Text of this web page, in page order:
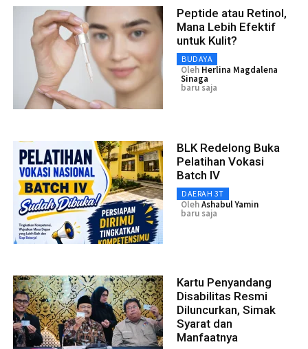
Peptide atau Retinol,
Mana Lebih Efektif
untuk Kulit?
BUDAYA
Oleh Herlina Magdalena
Sinaga
baru saja
BLK Redelong Buka
Pelatihan Vokasi
Batch IV
DAERAH 3T
OlehAshabul Yamin
baru saja
Kartu Penyandang
Disabilitas Resmi
Diluncurkan, Simak
Syarat dan
Manfaatnya